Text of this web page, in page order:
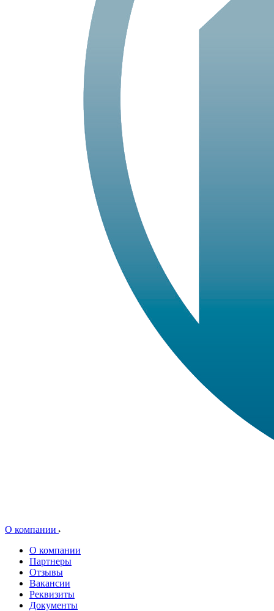
О компании
О компании
Партнеры
Отзывы
Вакансии
Реквизиты
Документы